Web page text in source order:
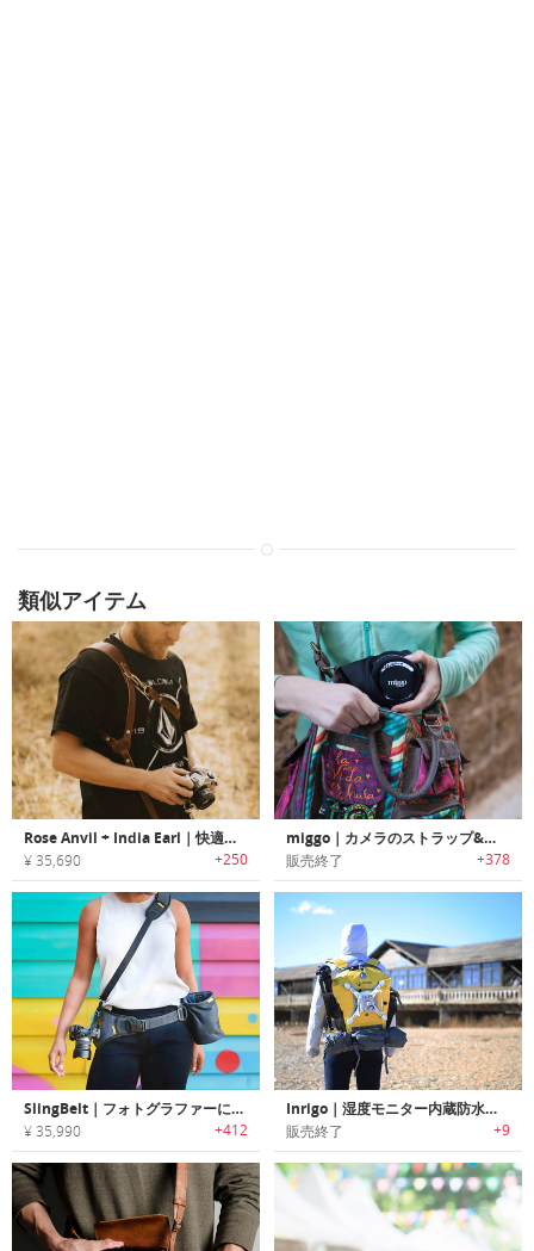
類似アイテム
Rose Anvil + India Earl｜快適に写真撮影可能なレザーカメラハーネス
¥ 35,690 +250
miggo｜カメラのストラップ&グリップとカメラケース両用アクセサリー
販売終了 +378
SlingBelt｜フォトグラファーに最適なカメラを簡単持ち運べるカメラキャリーソリューション 「スリングベルト」
¥ 35,990 +412
Inrigo｜湿度モニター内蔵防水カメラバッグ「インリゴ」
販売終了 +9